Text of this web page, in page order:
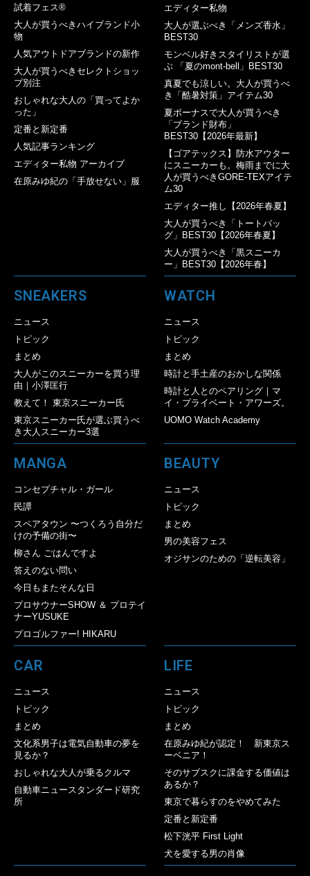
試着フェス®︎
大人が買うべきハイブランド小
物
人気アウトドアブランドの新作
大人が買うべきセレクトショッ
プ別注
おしゃれな大人の「買ってよか
った」
定番と新定番
人気記事ランキング
エディター私物 アーカイブ
在原みゆ紀の「手放せない」服
エディター私物
大人が選ぶべき「メンズ香水」
BEST30
モンベル好きスタイリストが選
ぶ 「夏のmont-bell」BEST30
真夏でも涼しい。大人が買うべ
き「酷暑対策」アイテム30
夏ボーナスで大人が買うべき
「ブランド財布」
BEST30【2026年最新】
【ゴアテックス】防水アウター
にスニーカーも。梅雨までに大
人が買うべきGORE-TEXアイテ
ム30
エディター推し【2026年春夏】
大人が買うべき「トートバッ
グ」BEST30【2026年春夏】
大人が買うべき「黒スニーカ
ー」BEST30【2026年春】
SNEAKERS
ニュース
トピック
まとめ
大人がこのスニーカーを買う理
由｜小澤匡行
教えて！ 東京スニーカー氏
東京スニーカー氏が選ぶ買うべ
き大人スニーカー3選
WATCH
ニュース
トピック
まとめ
時計と手土産のおかしな関係
時計と人とのペアリング｜マ
イ・プライベート・アワーズ。
UOMO Watch Academy
MANGA
コンセプチャル・ガール
民譚
スペアタウン 〜つくろう自分だ
けの予備の街〜
柳さん ごはんですよ
答えのない問い
今日もまたそんな日
プロサウナーSHOW ＆ プロテイ
ナーYUSUKE
プロゴルファー! HIKARU
BEAUTY
ニュース
トピック
まとめ
男の美容フェス
オジサンのための「逆転美容」
CAR
ニュース
トピック
まとめ
文化系男子は電気自動車の夢を
見るか？
おしゃれな大人が乗るクルマ
自動車ニュースタンダード研究
所
LIFE
ニュース
トピック
まとめ
在原みゆ紀が認定！ 新東京ス
ーベニア！
そのサブスクに課金する価値は
あるか？
東京で暮らすのをやめてみた
定番と新定番
松下洸平 First Light
犬を愛する男の肖像